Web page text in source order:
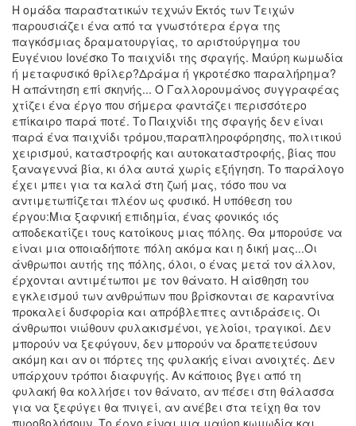
Η ομάδα παραστατικών τεχνών Εκτός των Τειχών
παρουσιάζει ένα από τα γνωστότερα έργα της
παγκόσμιας δραματουργίας, το αριστούργημα του
Ευγένιου Ιονέσκο Το παιχνίδι της σφαγής. Μαύρη κωμωδία
ή μεταφυσικό θρίλερ?Δράμα ή γκροτέσκο παραλήρημα?
Η απάντηση επί σκηνής... Ο Γαλλορουμάνος συγγραφέας
χτίζει ένα έργο που σήμερα φαντάζει περισσότερο
επίκαιρο παρά ποτέ. Το Παιχνίδι της σφαγής δεν είναι
παρά ένα παιχνίδι τρόμου,παραπληροφόρησης, πολιτικού
χειρισμού, καταστροφής και αυτοκαταστροφής, βίας που
ξαναγεννά βία, κι όλα αυτά χωρίς εξήγηση. Το παράλογο
έχει μπει για τα καλά στη ζωή μας, τόσο που να
αντιμετωπίζεται πλέον ως φυσικό. Η υπόθεση του
έργου:Μια ξαφνική επιδημία, ένας φονικός ιός
αποδεκατίζει τους κατοίκους μιας πόλης. Θα μπορούσε να
είναι μια οποιαδήποτε πόλη ακόμα και η δική μας...Οι
άνθρωποι αυτής της πόλης, όλοι, ο ένας μετά τον άλλον,
έρχονται αντιμέτωποι με τον θάνατο. Η αίσθηση του
εγκλεισμού των ανθρώπων που βρίσκονται σε καραντίνα
προκαλεί δυσφορία και απρόβλεπτες αντιδράσεις. Οι
άνθρωποι νιώθουν φυλακισμένοι, γελοίοι, τραγικοί. Δεν
μπορούν να ξεφύγουν, δεν μπορούν να δραπετεύσουν
ακόμη και αν οι πόρτες της φυλακής είναι ανοιχτές. Δεν
υπάρχουν τρόποι διαφυγής. Αν κάποιος βγει από τη
φυλακή θα κολλήσει τον θάνατο, αν πέσει στη θάλασσα
για να ξεφύγει θα πνιγεί, αν ανέβει στα τείχη θα τον
πυροβολήσουν. Το έργο είναι μια μαύρη κωμωδία και